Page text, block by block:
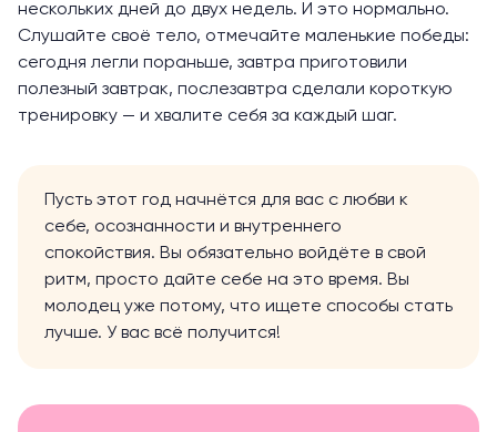
нескольких дней до двух недель. И это нормально.
Слушайте своё тело, отмечайте маленькие победы:
сегодня легли пораньше, завтра приготовили
полезный завтрак, послезавтра сделали короткую
тренировку — и хвалите себя за каждый шаг.
Пусть этот год начнётся для вас с любви к
себе, осознанности и внутреннего
спокойствия. Вы обязательно войдёте в свой
ритм, просто дайте себе на это время. Вы
молодец уже потому, что ищете способы стать
лучше. У вас всё получится!